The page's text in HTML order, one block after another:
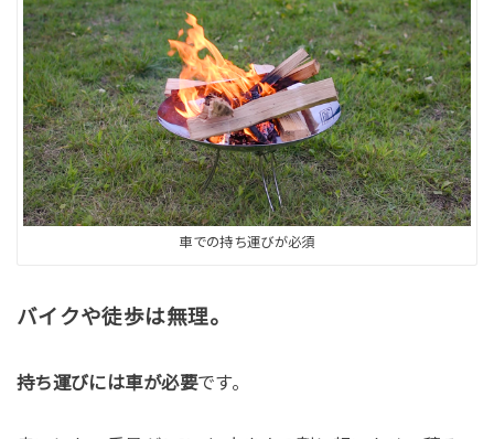
車での持ち運びが必須
バイクや徒歩は無理。
持ち運びには車が必要です。